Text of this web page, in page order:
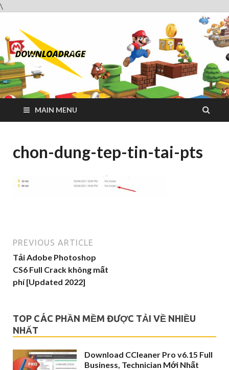
\
Website tải phần mềm nhanh và miễn phí
MAIN MENU
chon-dung-tep-tin-tai-pts
PREVIOUS ARTICLE
Tải Adobe Photoshop
CS6 Full Crack không mất
phí [Updated 2022]
TOP CÁC PHẦN MỀM ĐƯỢC TẢI VỀ NHIỀU
NHẤT
Download CCleaner Pro v6.15 Full
Business, Technician Mới Nhất